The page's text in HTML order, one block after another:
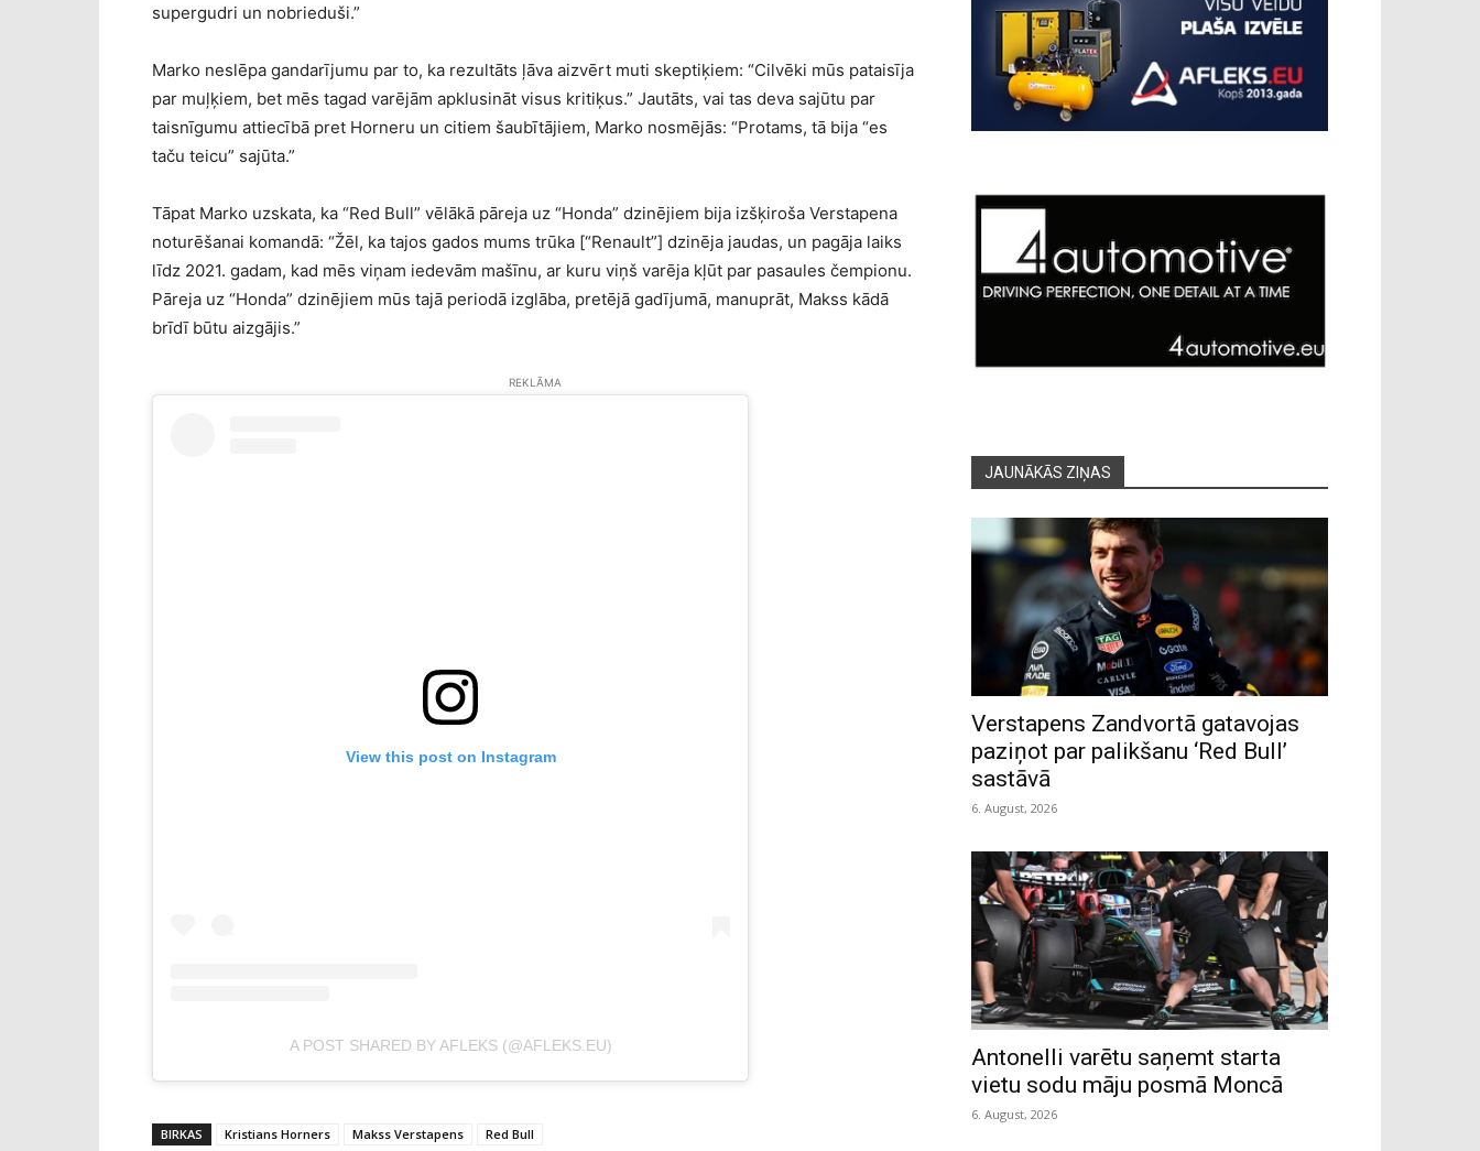
supergudri un nobrieduši.”
Marko neslēpa gandarījumu par to, ka rezultāts ļāva aizvērt muti skeptiķiem: “Cilvēki mūs pataisīja
par muļķiem, bet mēs tagad varējām apklusināt visus kritiķus.” Jautāts, vai tas deva sajūtu par
taisnīgumu attiecībā pret Horneru un citiem šaubītājiem, Marko nosmējās: “Protams, tā bija “es
taču teicu” sajūta.”
Tāpat Marko uzskata, ka “Red Bull” vēlākā pāreja uz “Honda” dzinējiem bija izšķiroša Verstapena
noturēšanai komandā: “Žēl, ka tajos gados mums trūka [“Renault”] dzinēja jaudas, un pagāja laiks
līdz 2021. gadam, kad mēs viņam iedevām mašīnu, ar kuru viņš varēja kļūt par pasaules čempionu.
Pāreja uz “Honda” dzinējiem mūs tajā periodā izglāba, pretējā gadījumā, manuprāt, Makss kādā
brīdī būtu aizgājis.”
REKLĀMA
View this post on Instagram
A POST SHARED BY AFLEKS (@AFLEKS.EU)
BIRKAS Kristians Horners Makss Verstapens Red Bull
JAUNĀKĀS ZIŅAS
Verstapens Zandvortā gatavojas
paziņot par palikšanu ‘Red Bull’
sastāvā
6. August, 2026
Antonelli varētu saņemt starta
vietu sodu māju posmā Moncā
6. August, 2026